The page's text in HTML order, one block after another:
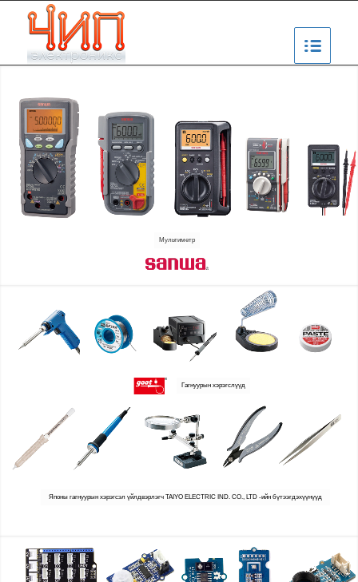
Мультиметр
Гагнуурын хэрэгслүүд
Японы гагнуурын хэрэгсэл үйлдвэрлэгч TAIYO ELECTRIC IND. CO., LTD -ийн бүтээгдэхүүнүүд